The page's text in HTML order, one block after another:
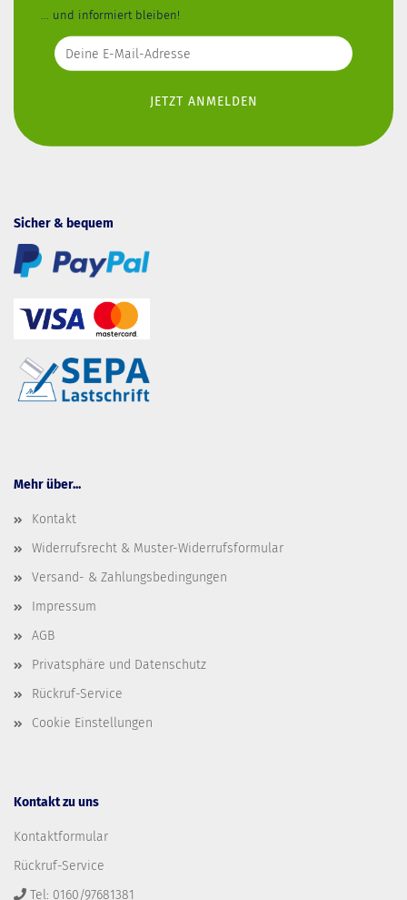
... und informiert bleiben!
Sicher & bequem
Mehr über...
Kontakt
Widerrufsrecht & Muster-Widerrufsformular
Versand- & Zahlungsbedingungen
Impressum
AGB
Privatsphäre und Datenschutz
Rückruf-Service
Cookie Einstellungen
Kontakt zu uns
Kontaktformular
Rückruf-Service
Tel: 0160/97681381